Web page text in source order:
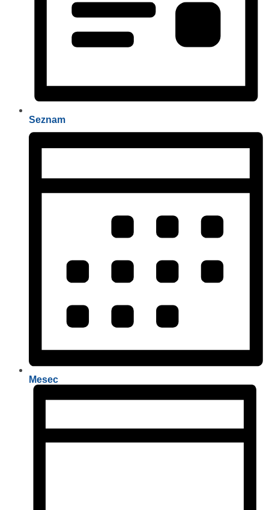
Seznam
Mesec